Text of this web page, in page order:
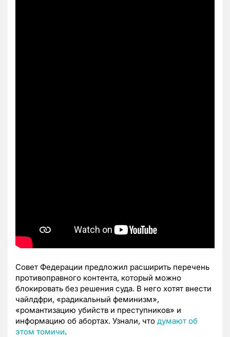
Совет Федерации предложил расширить перечень
противоправного контента, который можно
блокировать без решения суда. В него хотят внести
чайлдфри, «радикальный феминизм»,
«романтизацию убийств и преступников» и
информацию об абортах. Узнали, что думают об
этом томичи.